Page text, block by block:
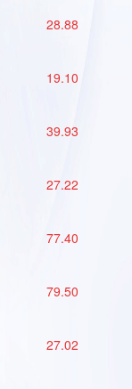
28.88
19.10
39.93
27.22
77.40
79.50
27.02